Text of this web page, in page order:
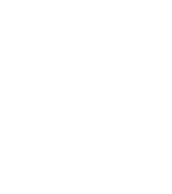
Database
32 Database
Jülich